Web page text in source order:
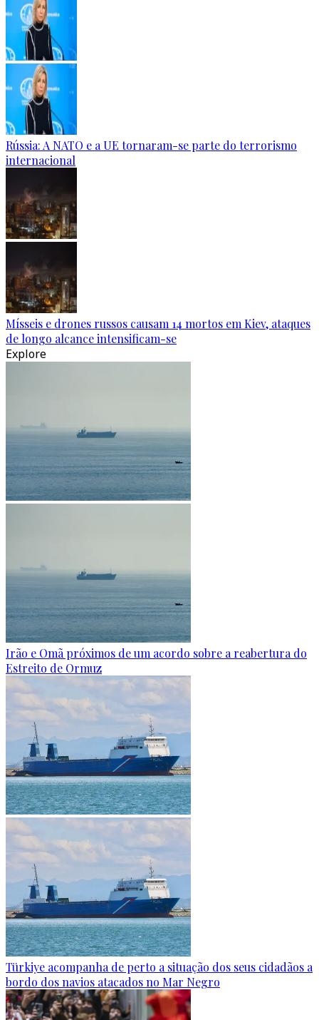
Rússia: A NATO e a UE tornaram-se parte do terrorismo
internacional
Mísseis e drones russos causam 14 mortos em Kiev, ataques
de longo alcance intensificam-se
Explore
Irão e Omã próximos de um acordo sobre a reabertura do
Estreito de Ormuz
Türkiye acompanha de perto a situação dos seus cidadãos a
bordo dos navios atacados no Mar Negro